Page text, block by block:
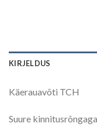
KIRJELDUS
Käerauavõti TCH
Suure